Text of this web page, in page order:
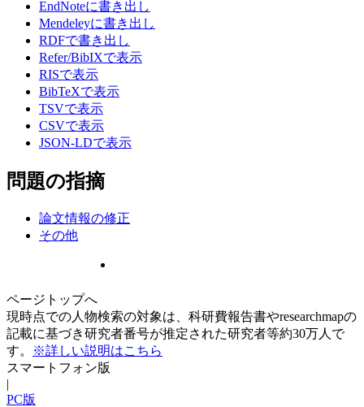
EndNoteに書き出し
Mendeleyに書き出し
RDFで書き出し
Refer/BibIXで表示
RISで表示
BibTeXで表示
TSVで表示
CSVで表示
JSON-LDで表示
問題の指摘
論文情報の修正
その他
ページトップへ
現時点での人物検索の対象は、科研費報告書やresearchmapの
記載に基づき研究者番号が推定された研究者等約30万人で
す。
※詳しい説明はこちら
スマートフォン版
|
PC版